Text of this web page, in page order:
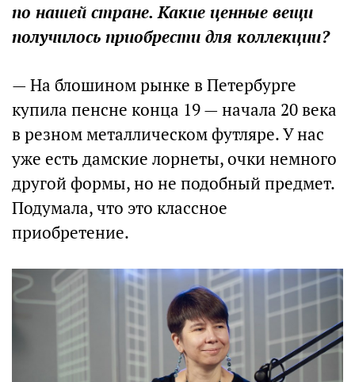
по нашей стране. Какие ценные вещи
получилось приобрести для коллекции?
— На блошином рынке в Петербурге
купила пенсне конца 19 — начала 20 века
в резном металлическом футляре. У нас
уже есть дамские лорнеты, очки немного
другой формы, но не подобный предмет.
Подумала, что это классное
приобретение.